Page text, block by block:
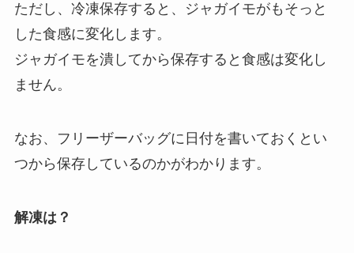
ただし、冷凍保存すると、ジャガイモがもそっと
した食感に変化します。
ジャガイモを潰してから保存すると食感は変化し
ません。
なお、フリーザーバッグに日付を書いておくとい
つから保存しているのかがわかります。
解凍は？